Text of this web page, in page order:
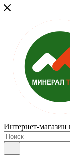
Интернет-магазин